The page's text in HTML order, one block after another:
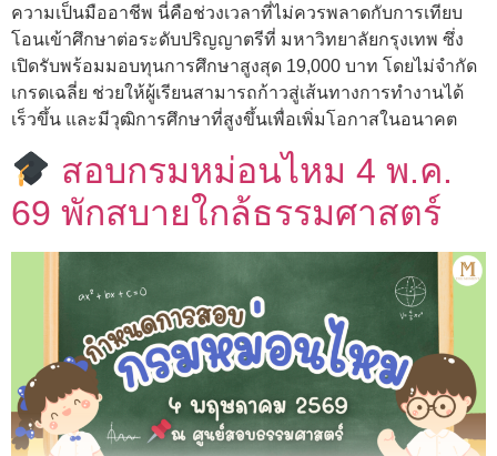
ความเป็นมืออาชีพ นี่คือช่วงเวลาที่ไม่ควรพลาดกับการเทียบ
โอนเข้าศึกษาต่อระดับปริญญาตรีที่ มหาวิทยาลัยกรุงเทพ ซึ่ง
เปิดรับพร้อมมอบทุนการศึกษาสูงสุด 19,000 บาท โดยไม่จำกัด
เกรดเฉลี่ย ช่วยให้ผู้เรียนสามารถก้าวสู่เส้นทางการทำงานได้
เร็วขึ้น และมีวุฒิการศึกษาที่สูงขึ้นเพื่อเพิ่มโอกาสในอนาคต
สอบกรมหม่อนไหม 4 พ.ค.
69 พักสบายใกล้ธรรมศาสตร์